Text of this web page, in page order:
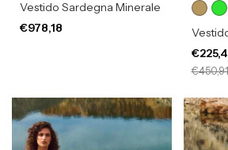
Vestido Sardegna Minerale
€978,18
€450,91